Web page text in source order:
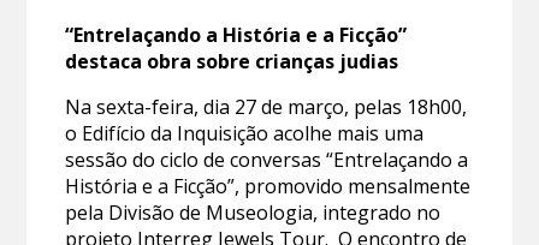
“Entrelaçando a História e a Ficção”
destaca obra sobre crianças judias
Na sexta-feira, dia 27 de março, pelas 18h00,
o Edifício da Inquisição acolhe mais uma
sessão do ciclo de conversas “Entrelaçando a
História e a Ficção”, promovido mensalmente
pela Divisão de Museologia, integrado no
projeto Interreg Jewels Tour. O encontro de